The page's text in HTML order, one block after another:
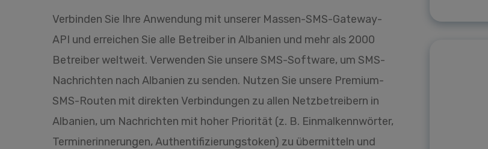
Verbinden Sie Ihre Anwendung mit unserer Massen-SMS-Gateway-
API und erreichen Sie alle Betreiber in Albanien und mehr als 2000
Betreiber weltweit. Verwenden Sie unsere SMS-Software, um SMS-
Nachrichten nach Albanien zu senden. Nutzen Sie unsere Premium-
SMS-Routen mit direkten Verbindungen zu allen Netzbetreibern in
Albanien, um Nachrichten mit hoher Priorität (z. B. Einmalkennwörter,
Terminerinnerungen, Authentifizierungstoken) zu übermitteln und